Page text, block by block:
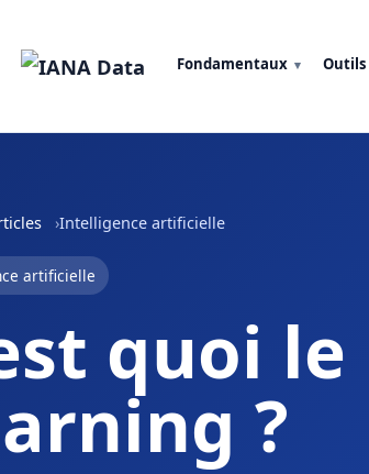
Fondamentaux Outils
Intelligence artificielle
artificielle
quoi
?